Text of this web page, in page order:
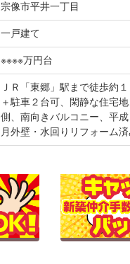
宗像市平井一丁目
一戸建て
※※※※万円台
ＪＲ「東郷」駅まで徒歩約
＋駐車２台可、閑静な住宅
側、南向きバルコニー、平成
月外壁・水回りリフォーム済